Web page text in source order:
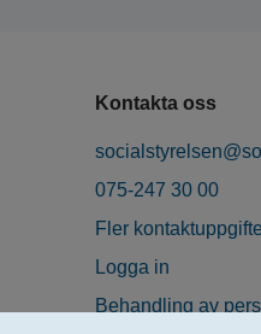
Kontakta oss
075-247 30 00
Fler
Logga in
Behandling av